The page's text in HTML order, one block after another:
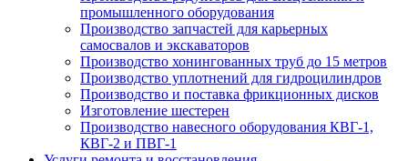
промышленного оборудования
Производство запчастей для карьерных
самосвалов и экскаваторов
Производство хонингованных труб до 15 метров
Производство уплотнений для гидроцилиндров
Производство и поставка фрикционных дисков
Изготовление шестерен
Производство навесного оборудования КВГ-1,
КВГ-2 и ПВГ-1